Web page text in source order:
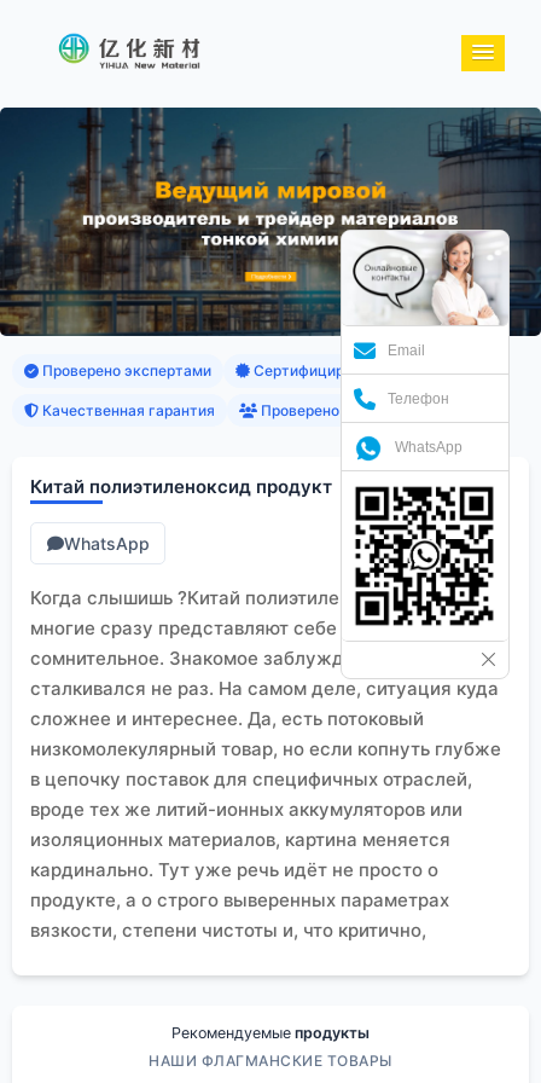
Проверено экспертами Сертифицированные продукты
Качественная гарантия Проверено клиентами
Китай полиэтиленоксид продукт
WhatsApp
Когда слышишь ?Китай полиэтиленоксид продукт?,
многие сразу представляют себе что-то дешёвое и
сомнительное. Знакомое заблуждение, с которым
сталкивался не раз. На самом деле, ситуация куда
сложнее и интереснее. Да, есть потоковый
низкомолекулярный товар, но если копнуть глубже
в цепочку поставок для специфичных отраслей,
вроде тех же литий-ионных аккумуляторов или
изоляционных материалов, картина меняется
кардинально. Тут уже речь идёт не просто о
продукте, а о строго выверенных параметрах
вязкости, степени чистоты и, что критично,
фабрик были ужасны — разброс характеристик в
Рекомендуемые продукты
НАШИ ФЛАГМАНСКИЕ ТОВАРЫ
Email
Телефон
WhatsApp